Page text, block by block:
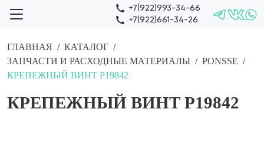
+7(922)993-34-66
+7(922)661-34-26
ГЛАВНАЯ
КАТАЛОГ
ЗАПЧАСТИ И РАСХОДНЫЕ МАТЕРИАЛЫ
PONSSE
КРЕПЕЖНЫЙ ВИНТ Р19842
КРЕПЕЖНЫЙ ВИНТ Р19842